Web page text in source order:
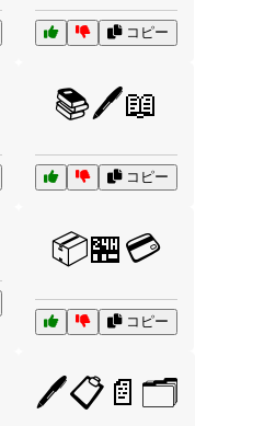
コピー
📚🖊️📖
コピー
📦🏪💳
コピー
🖊️📋📄🗂️